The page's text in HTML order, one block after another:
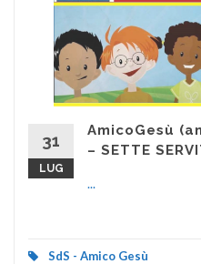
31
LUG
AmicoGesù
– SETTE
...
SdS - Amico Gesù